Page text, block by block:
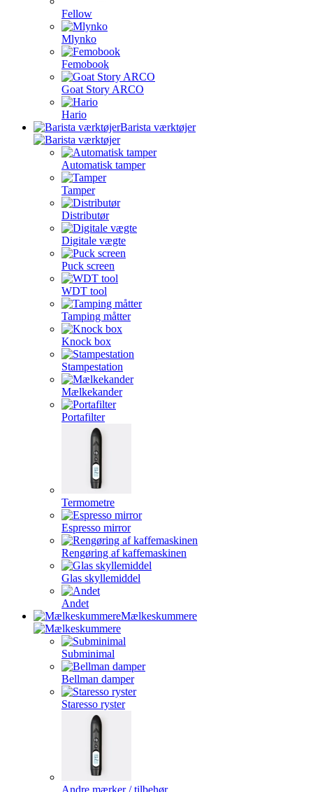
Fellow
Mlynko
Femobook
Goat Story ARCO
Hario
Barista værktøjer
Automatisk tamper
Tamper
Distributør
Digitale vægte
Puck screen
WDT tool
Tamping måtter
Knock box
Stampestation
Mælkekander
Portafilter
Termometre
Espresso mirror
Rengøring af kaffemaskinen
Glas skyllemiddel
Andet
Mælkeskummere
Subminimal
Bellman damper
Staresso ryster
Andre mærker / tilbehør